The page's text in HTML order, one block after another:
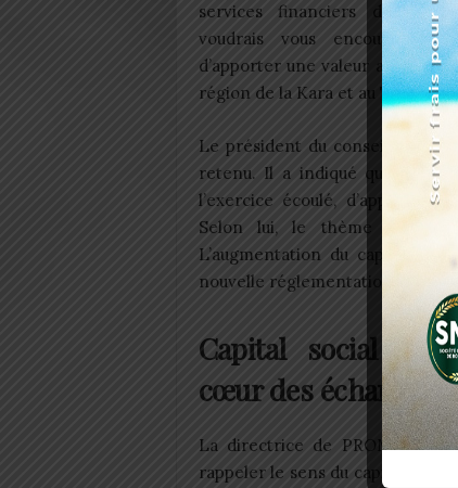
services financiers de
voudrais vous encourager
d’apporter une valeur ajoutée
région de la Kara et au Togo »,
Le président du conseil
retenu. Il a indiqué que cette
l’exercice écoulé,
Selon lui, le thème
L’augmentation du capital
nouvelle réglementation
Capital social et
cœur des échanges
La directrice de
rappeler le sens du capital